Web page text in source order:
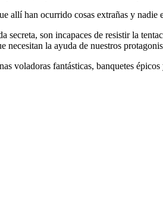
han ocurrido cosas extrañas y nadie
son incapaces de resistir la
necesitan la ayuda de nuestros
voladoras fantásticas, banquetes